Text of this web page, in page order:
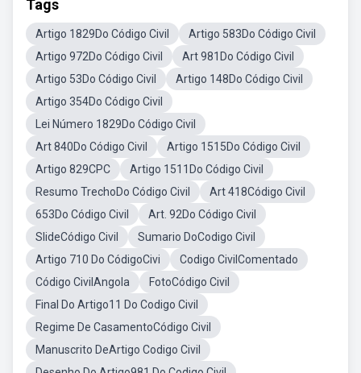
Tags
Artigo 1829Do Código Civil
Artigo 583Do Código Civil
Artigo 972Do Código Civil
Art 981Do Código Civil
Artigo 53Do Código Civil
Artigo 148Do Código Civil
Artigo 354Do Código Civil
Lei Número 1829Do Código Civil
Art 840Do Código Civil
Artigo 1515Do Código Civil
Artigo 829CPC
Artigo 1511Do Código Civil
Resumo TrechoDo Código Civil
Art 418Código Civil
653Do Código Civil
Art. 92Do Código Civil
SlideCódigo Civil
Sumario DoCodigo Civil
Artigo 710 Do CódigoCivi
Codigo CivilComentado
Código CivilAngola
FotoCódigo Civil
Final Do Artigo11 Do Codigo Civil
Regime De CasamentoCódigo Civil
Manuscrito DeArtigo Codigo Civil